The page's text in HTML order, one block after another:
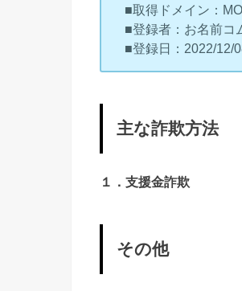
■取得ドメイン：
■登録者：お名前コ
■登録日：2022/12/
主な詐欺方法
１．支援金詐欺
その他